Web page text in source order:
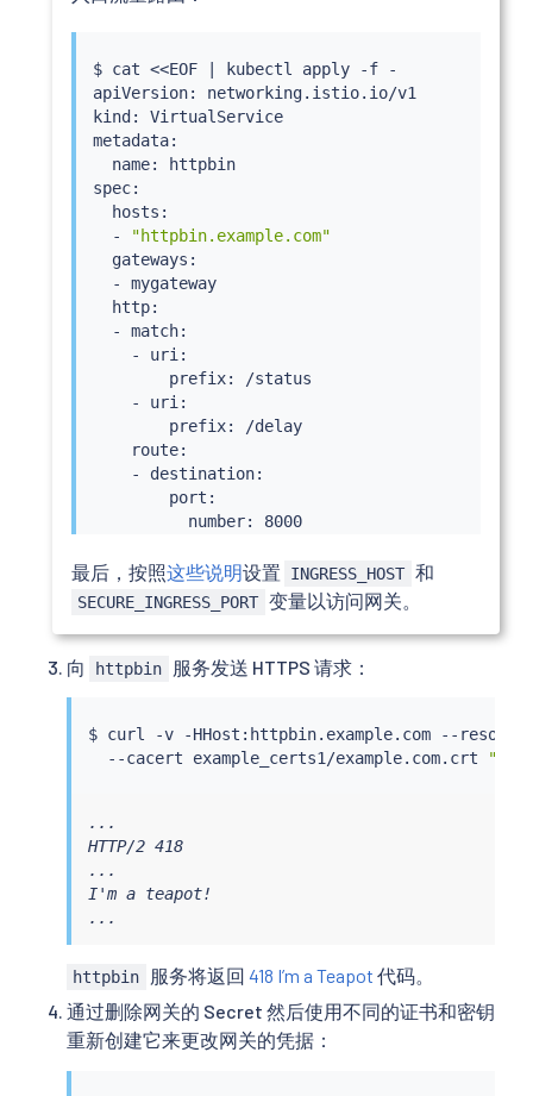
$ cat <<EOF kubectl
apply -f -
apiVersion: networking.istio.io/v1
kind: VirtualService
metadata:
  name: httpbin
spec:
  hosts:
  -
"httpbin.example.com"
  gateways:
  - mygateway
  http:
  - match:
    - uri:
        prefix: /status
    - uri:
        prefix: /delay
    route:
    - destination:
        port:
          number: 8000
最后，按照这些说明设置 INGRESS_HOST 和
SECURE_INGRESS_PORT 变量以访问网关。
向 httpbin 服务发送 HTTPS 请求：
$ curl
-v -HHost:httpbin.example.com --
  --cacert example_certs1/example.com.crt
...
HTTP/2 418
...
I'm a teapot!
...
httpbin 服务将返回 418 I’m a Teapot 代码。
通过删除网关的 Secret 然后使用不同的证书和密钥
重新创建它来更改网关的凭据：